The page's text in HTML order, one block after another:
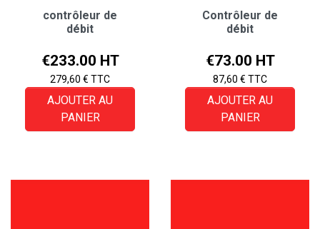
contrôleur de
débit
Price
€233.00 HT
279,60 € TTC
AJOUTER AU
PANIER
Contrôleur de
débit
Price
€73.00 HT
87,60 € TTC
AJOUTER AU
PANIER